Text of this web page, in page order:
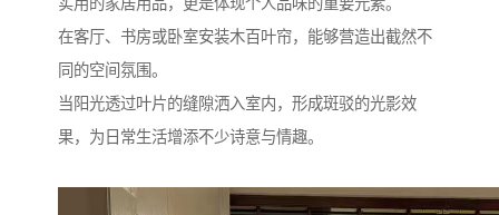
在客厅、书房或卧室安装木百叶帘，能够营造出截然不
同的空间氛围。
当阳光透过叶片的缝隙洒入室内，形成斑驳的光影效
果，为日常生活增添不少诗意与情趣。